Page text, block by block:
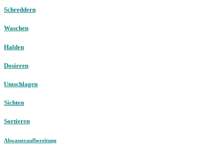
Schreddern
Waschen
Halden
Dosieren
Umschlagen
Sichten
Sortieren
Abwasseraufbereitung